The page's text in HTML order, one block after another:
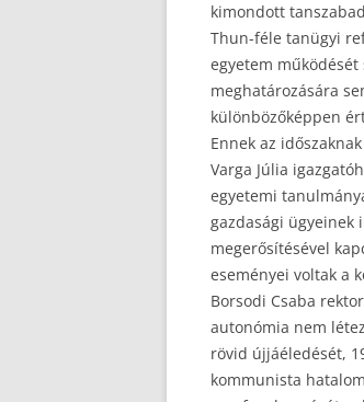
kimondott
Thun-féle tanügyi
egyetem
meghatározására
különbözőképpen
Ennek az
Varga Júlia
egyetemi
gazdasági ügyeinek
megerősítésével
eseményei voltak a
Borsodi Csaba
autonómia nem
rövid újjáéledését,
kommunista